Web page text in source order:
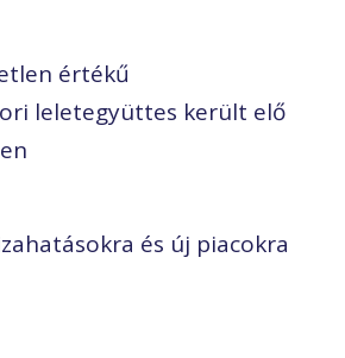
értékű
leletegyüttes került elő
és új piacokra